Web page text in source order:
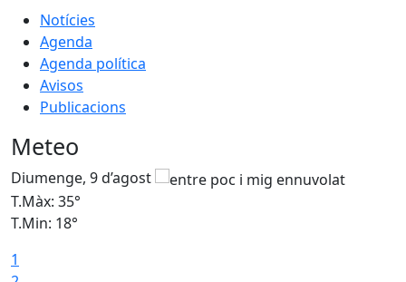
Notícies
Agenda
Agenda política
Avisos
Publicacions
Meteo
Diumenge, 9 d’agost
T.Màx: 35°
T.Min: 18°
1